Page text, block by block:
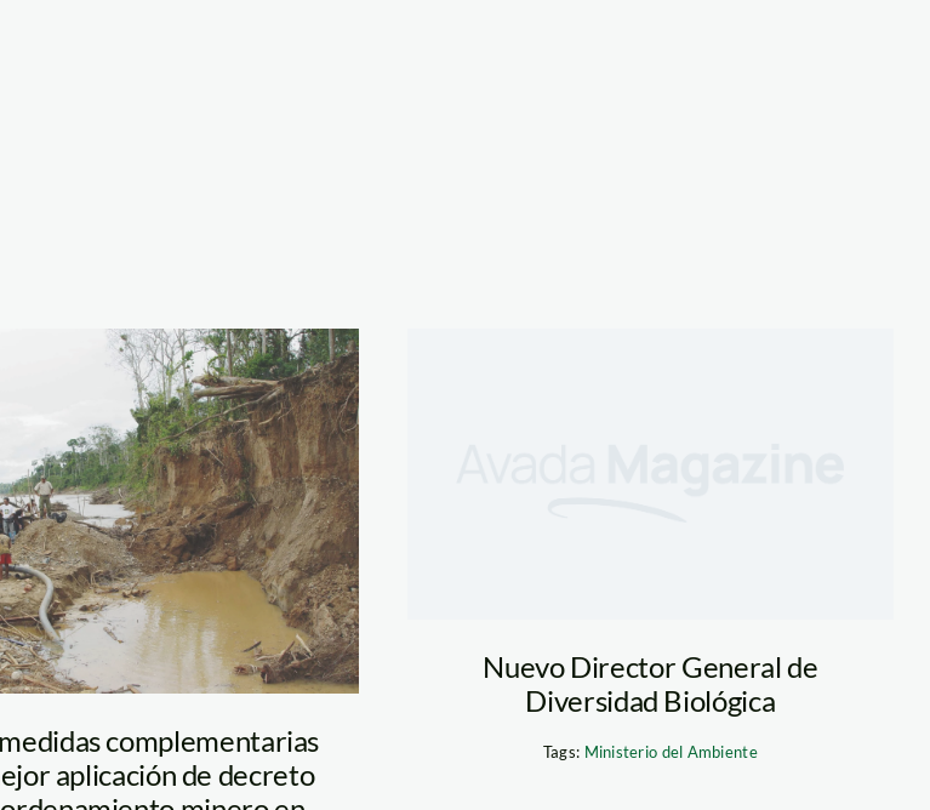
complementarias
aplicación de decreto
Nuevo Director General de
Diversidad Biológica
Tags: Ministerio del Ambiente